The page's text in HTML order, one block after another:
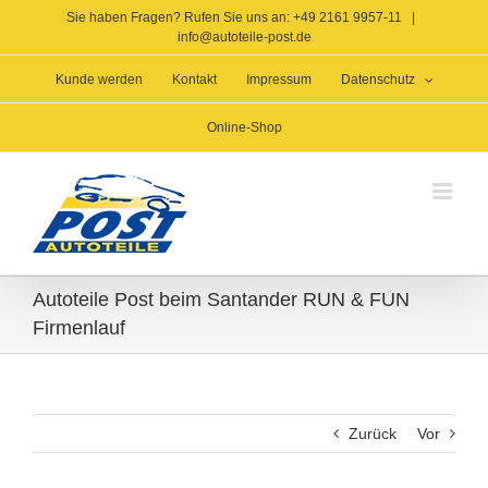
springen
Sie haben Fragen? Rufen Sie uns an: +49 2161 9957-11
info@autoteile-post.de
Kunde werden Kontakt Impressum Datenschutz
Online-Shop
Autoteile Post beim Santander RUN & FUN
Firmenlauf
Zurück Vor